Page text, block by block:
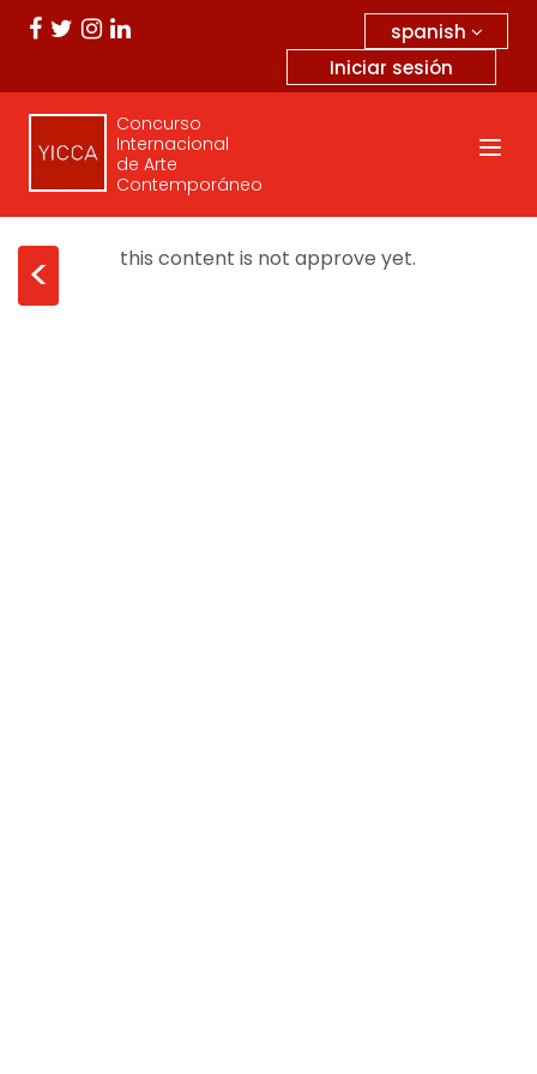
spanish
Iniciar sesión
Concurso
Internacional
de Arte
Contemporáneo
< this content is not approve yet.